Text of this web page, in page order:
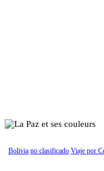
Bolivia no clasificado Viaje por